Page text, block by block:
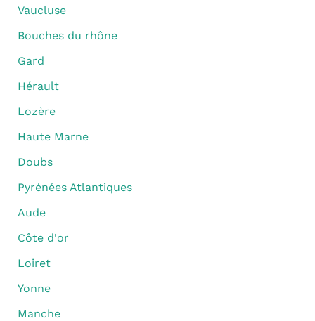
Vaucluse
Bouches du rhône
Gard
Hérault
Lozère
Haute Marne
Doubs
Pyrénées Atlantiques
Aude
Côte d'or
Loiret
Yonne
Manche